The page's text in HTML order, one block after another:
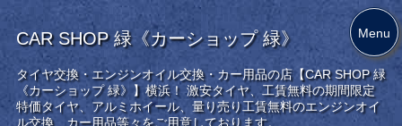
CAR SHOP 緑《カーショップ 緑》
タイヤ交換・エンジンオイル交換・カー用品の店【CAR SHOP 緑
《カーショップ 緑》】横浜！ 激安タイヤ、工賃無料の期間限定
特価タイヤ、アルミホイール、量り売り工賃無料のエンジンオイ
ル交換、カー用品等々をご用意しております。
Menu